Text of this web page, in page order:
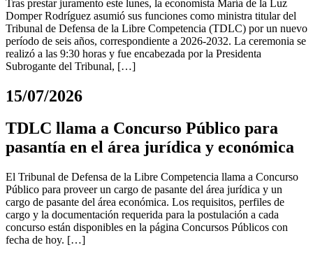
Tras prestar juramento este lunes, la economista María de la Luz
Domper Rodríguez asumió sus funciones como ministra titular del
Tribunal de Defensa de la Libre Competencia (TDLC) por un nuevo
período de seis años, correspondiente a 2026-2032. La ceremonia se
realizó a las 9:30 horas y fue encabezada por la Presidenta
Subrogante del Tribunal, […]
15/07/2026
TDLC llama a Concurso Público para
pasantía en el área jurídica y económica
El Tribunal de Defensa de la Libre Competencia llama a Concurso
Público para proveer un cargo de pasante del área jurídica y un
cargo de pasante del área económica. Los requisitos, perfiles de
cargo y la documentación requerida para la postulación a cada
concurso están disponibles en la página Concursos Públicos con
fecha de hoy. […]